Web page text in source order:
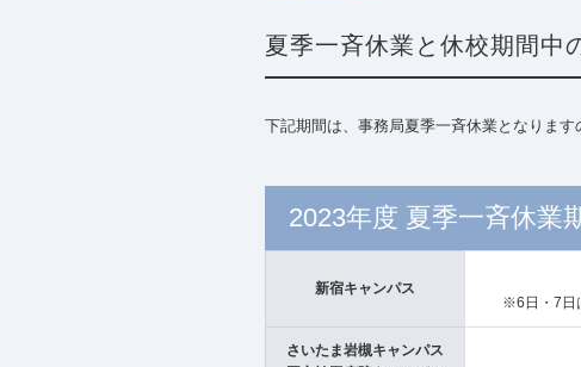
夏季一斉休業と休校期間中
下記期間は、事務局夏季一斉休業となります
2023年度 夏季一斉休業
新宿キャンパス
※6日・7日
さいたま岩槻キャンパス